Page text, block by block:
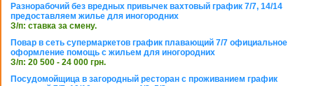
Разнорабочий без вредных привычек вахтовый график 7/7, 14/14
предоставляем жилье для иногородних
З/п: ставка за смену.
Повар в сеть супермаркетов график плавающий 7/7 официальное
оформление помощь с жильем для иногородних
З/п: 20 500 - 24 000 грн.
Посудомойщица в загородный ресторан с проживанием график